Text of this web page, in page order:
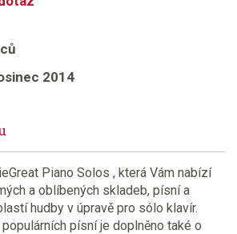
2014
Piano Solos , která Vám nabízí
a oblíbených skladeb, písní a
hudby v úpravě pro sólo klavír.
písní je doplněno také o